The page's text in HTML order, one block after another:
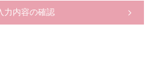
力内容の確認